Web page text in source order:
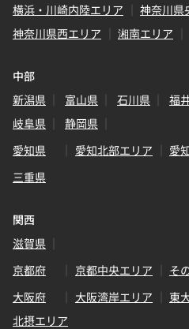
横浜・川崎内陸エリア
神奈川県
神奈川県西エリア
湘南エリア
中部
新潟県
富山県 石川県 福
岐阜県
静岡県
愛知県
愛知北部エリア 愛
三重県
関西
滋賀県
京都府
京都中央エリア
そ
大阪府
大阪湾岸エリア 東
北摂エリア